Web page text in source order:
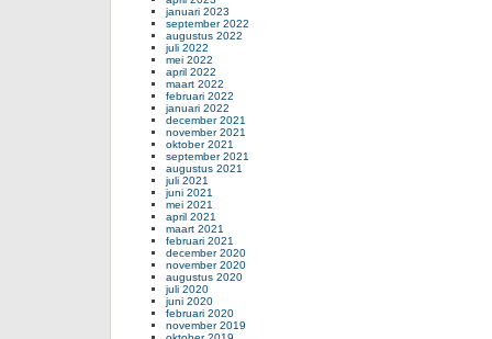
januari 2023
september 2022
augustus 2022
juli 2022
mei 2022
april 2022
maart 2022
februari 2022
januari 2022
december 2021
november 2021
oktober 2021
september 2021
augustus 2021
juli 2021
juni 2021
mei 2021
april 2021
maart 2021
februari 2021
december 2020
november 2020
augustus 2020
juli 2020
juni 2020
februari 2020
november 2019